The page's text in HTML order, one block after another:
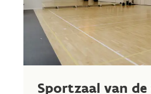
Sportzaal van